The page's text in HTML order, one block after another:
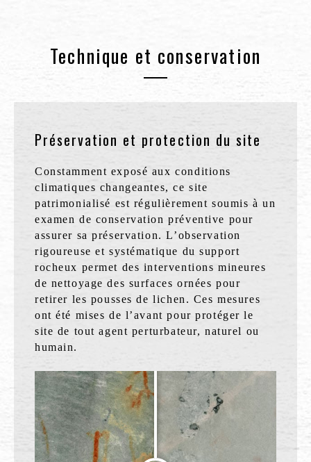
Technique et conservation
Préservation et protection du site
Constamment exposé aux conditions
climatiques changeantes, ce site
patrimonialisé est régulièrement soumis à un
examen de conservation préventive pour
assurer sa préservation. L’observation
rigoureuse et systématique du support
rocheux permet des interventions mineures
de nettoyage des surfaces ornées pour
retirer les pousses de lichen. Ces mesures
ont été mises de l’avant pour protéger le
site de tout agent perturbateur, naturel ou
humain.